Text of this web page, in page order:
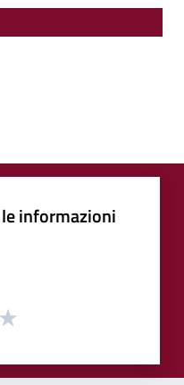
informazioni